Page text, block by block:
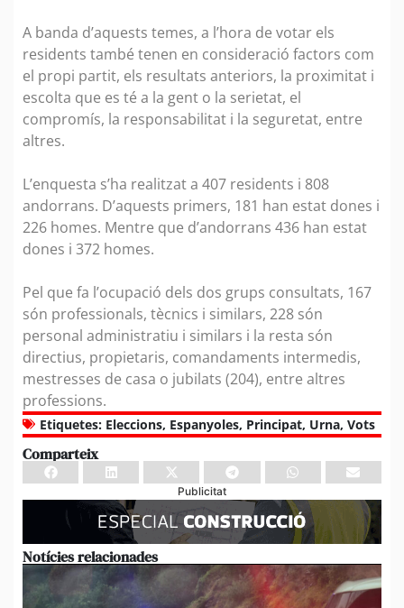
A banda d’aquests temes, a l’hora de votar els
residents també tenen en consideració factors com
el propi partit, els resultats anteriors, la proximitat i
escolta que es té a la gent o la serietat, el
compromís, la responsabilitat i la seguretat, entre
altres.
L’enquesta s’ha realitzat a 407 residents i 808
andorrans. D’aquests primers, 181 han estat dones i
226 homes. Mentre que d’andorrans 436 han estat
dones i 372 homes.
Pel que fa l’ocupació dels dos grups consultats, 167
són professionals, tècnics i similars, 228 són
personal administratiu i similars i la resta són
directius, propietaris, comandaments intermedis,
mestresses de casa o jubilats (204), entre altres
professions.
Etiquetes: Eleccions, Espanyoles, Principat, Urna, Vots
Comparteix
Publicitat
Notícies relacionades